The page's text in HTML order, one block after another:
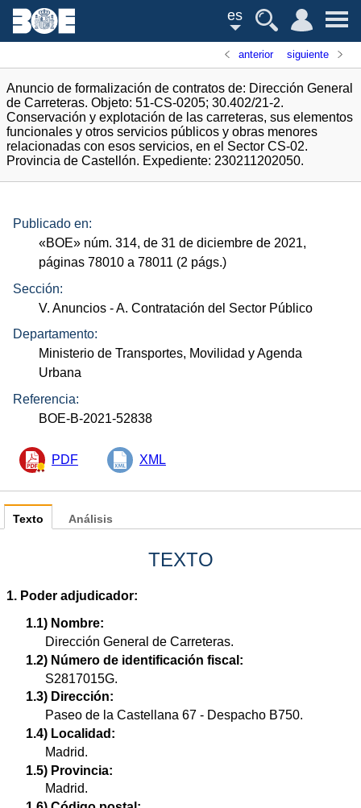
es
anterior siguiente
Anuncio de formalización de contratos de: Dirección General
de Carreteras. Objeto: 51-CS-0205; 30.402/21-2.
Conservación y explotación de las carreteras, sus elementos
funcionales y otros servicios públicos y obras menores
relacionadas con esos servicios, en el Sector CS-02.
Provincia de Castellón. Expediente: 230211202050.
Publicado en:
«BOE» núm. 314, de 31 de diciembre de 2021,
páginas 78010 a 78011 (2 págs.)
Sección:
V. Anuncios - A. Contratación del Sector Público
Departamento:
Ministerio de Transportes, Movilidad y Agenda
Urbana
Referencia:
BOE-B-2021-52838
PDF XML
Texto
TEXTO
1. Poder adjudicador:
1.1) Nombre:
Dirección General de Carreteras.
1.2) Número de identificación fiscal:
S2817015G.
1.3) Dirección:
Paseo de la Castellana 67 - Despacho B750.
1.4) Localidad:
Madrid.
1.5) Provincia:
Madrid.
Análisis